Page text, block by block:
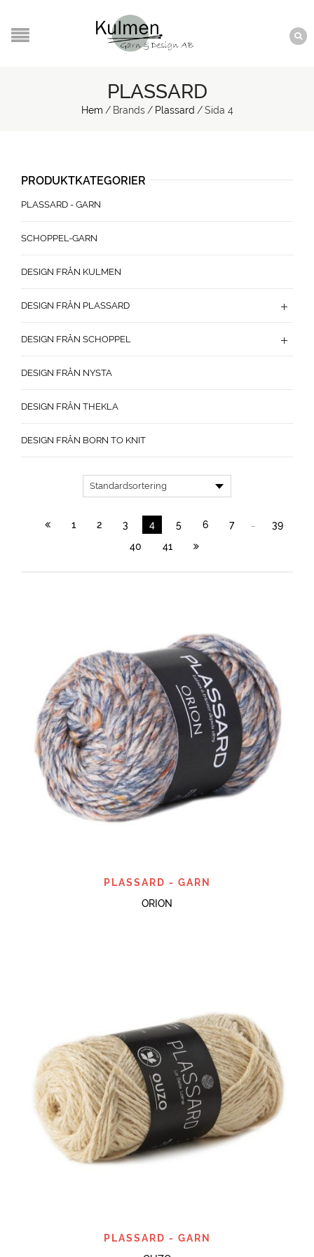
PLASSARD
Hem / Brands / Plassard / Sida 4
1 2 3 4 5 6 7
39
40
41
PLASSARD - GARN
ORION
PLASSARD - GARN
PRODUKTKATEGORIER
PLASSARD - GARN
SCHOPPEL-GARN
DESIGN FRÅN KULMEN
DESIGN FRÅN PLASSARD
DESIGN FRÅN SCHOPPEL
DESIGN FRÅN NYSTA
DESIGN FRÅN THEKLA
DESIGN FRÅN BORN TO KNIT